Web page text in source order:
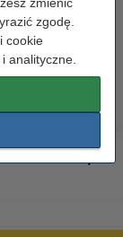
zgodę.
cookie
analityczne.
zł z VAT